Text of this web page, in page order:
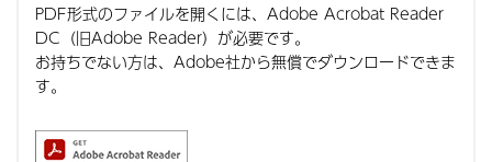
PDF形式のファイルを開くには、Adobe Acrobat Reader
DC（旧Adobe Reader）が必要です。
お持ちでない方は、Adobe社から無償でダウンロードできま
す。